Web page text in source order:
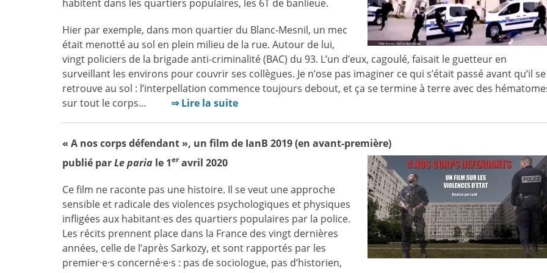
habitent dans les quartiers populaires, les 6T de banlieue.
Hier par exemple, dans mon quartier du Blanc-Mesnil, un mec
était menotté au sol en plein milieu de la rue. Autour de lui,
vingt policiers de la brigade anti-criminalité (BAC) du 93. L’un d’eux, cagoulé, faisait le guetteur en
surveillant les environs pour couvrir ses collègues. Je n’ose pas imaginer ce qui s’était passé avant qu’il se
retrouve au sol : l’interpellation commence toujours debout, et ça se termine à terre avec des
sur tout le corps… ⇒ Lire la suite
« A nos corps défendant », un film de IanB 2019 (en avant-première)
publié parLe paria le 1eravril 2020
Ce film ne raconte pas une histoire. Il se veut une approche
sensible et radicale des violences psychologiques et physiques
infligées aux habitant·es des quartiers populaires par la police.
Les récits prennent place dans la France des vingt dernières
années, celle de l’après Sarkozy, et sont rapportés par les
premier·e·s concerné·e·s : pas de sociologue, pas d’historien,